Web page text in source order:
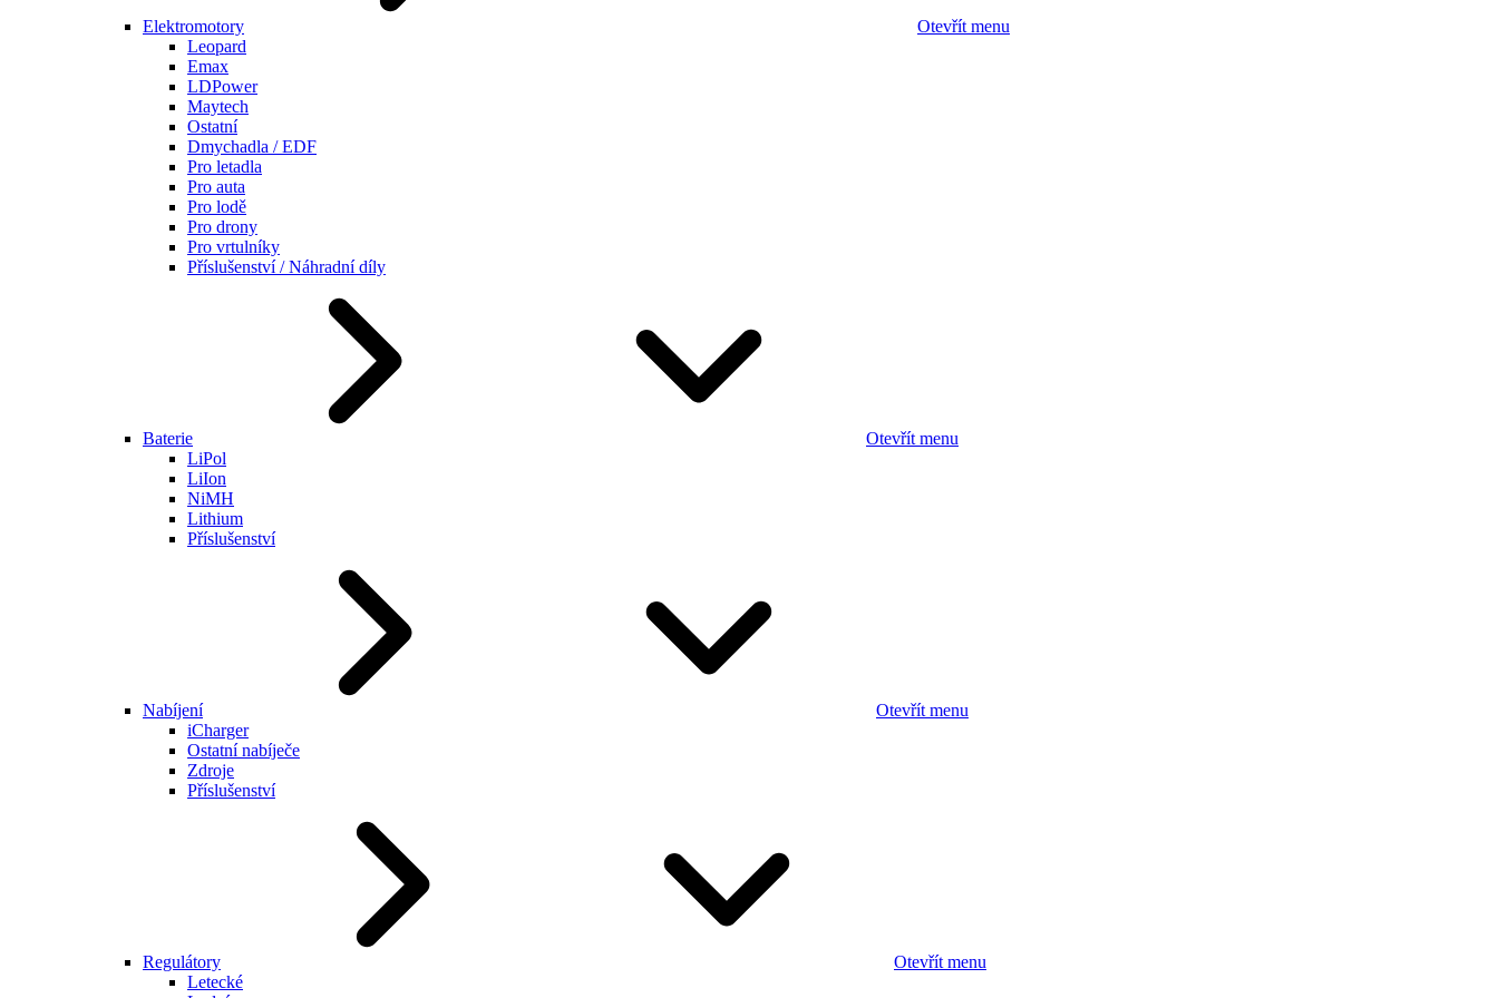
Elektromotory
Otevřít menu
Leopard
Emax
LDPower
Maytech
Ostatní
Dmychadla / EDF
Pro letadla
Pro auta
Pro lodě
Pro drony
Pro vrtulníky
Příslušenství / Náhradní díly
Baterie
Otevřít menu
LiPol
LiIon
NiMH
Lithium
Příslušenství
Nabíjení
Otevřít menu
iCharger
Ostatní nabíječe
Zdroje
Příslušenství
Regulátory
Otevřít menu
Letecké